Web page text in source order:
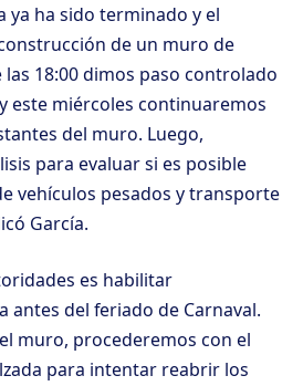
ya ha sido terminado y el
de un muro de
18:00 dimos paso controlado
este miércoles continuaremos
del muro. Luego,
para evaluar si es posible
vehículos pesados y transporte
García.
es habilitar
antes del feriado de Carnaval.
muro, procederemos con el
para intentar reabrir los